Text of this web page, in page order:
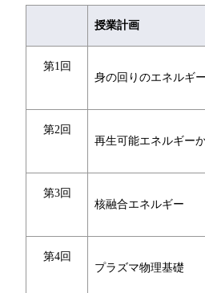
授業計画
第1回
身の回りのエネルギ
第2回
再生可能エネルギー
第3回
核融合エネルギー
第4回
プラズマ物理基礎